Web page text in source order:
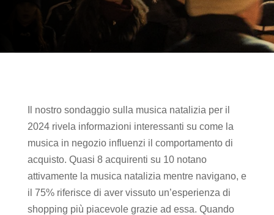
Il nostro sondaggio sulla musica natalizia per il
2024 rivela informazioni interessanti su come la
musica in negozio influenzi il comportamento di
acquisto. Quasi 8 acquirenti su 10 notano
attivamente la musica natalizia mentre navigano, e
il 75% riferisce di aver vissuto un’esperienza di
shopping più piacevole grazie ad essa. Quando